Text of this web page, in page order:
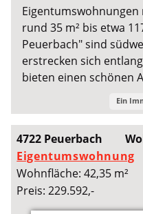
rund 35 m² bis etwa
Peuerbach" sind
erstrecken sich
bieten einen schönen
Ein
4722 Peuerbach
Eigentumswohnung
Wohnfläche: 42,35 m²
Preis: 229.592,-